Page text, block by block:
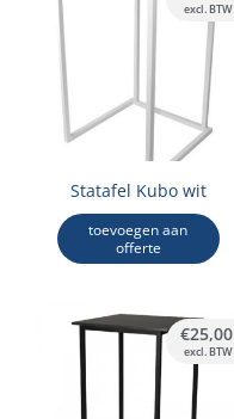
Statafel Kubo wit
toevoegen aan
offerte
excl. BTW
€25,00
excl. BTW